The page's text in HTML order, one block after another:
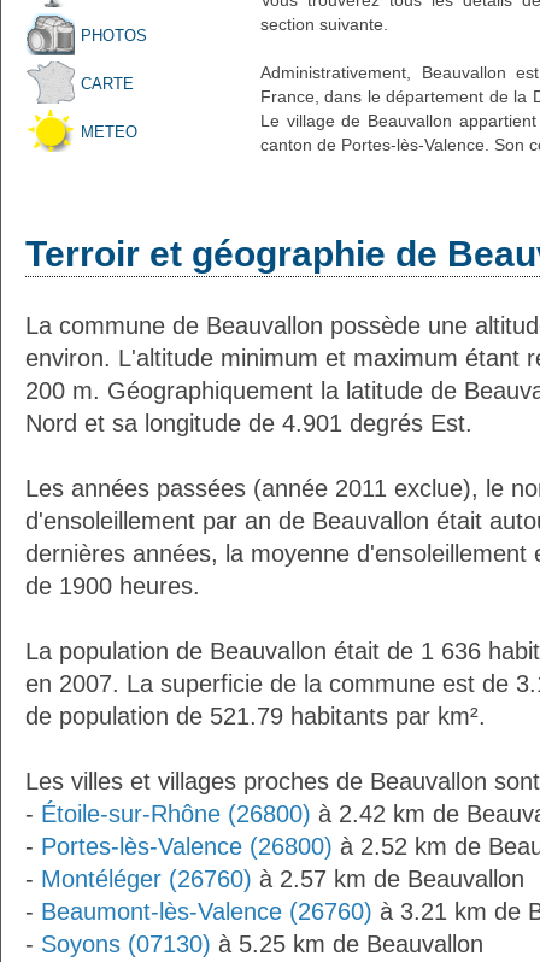
PHOTOS
CARTE
METEO
section suivante.
Administrativement, Beauvallon
France, dans le département de la
Le village de Beauvallon
canton de Portes-lès-Valence. Son
Terroir et géographie de
La commune de Beauvallon possède une
environ. L'altitude minimum et maximum étant
200 m. Géographiquement la latitude de
Nord et sa longitude de 4.901 degrés Est.
Les années passées (année 2011 exclue), le
d'ensoleillement par an de Beauvallon était
dernières années, la moyenne d'ensoleillement
de 1900 heures.
La population de Beauvallon était de 1 636
en 2007. La superficie de la commune est de
de population de 521.79 habitants par km².
Les villes et villages proches de Beauvallon
- Étoile-sur-Rhône (26800) à 2.42 km de
- Portes-lès-Valence (26800) à 2.52 km de
- Montéléger (26760) à 2.57 km de Beauvallon
- Beaumont-lès-Valence (26760) à 3.21 km de
- Soyons (07130) à 5.25 km de Beauvallon